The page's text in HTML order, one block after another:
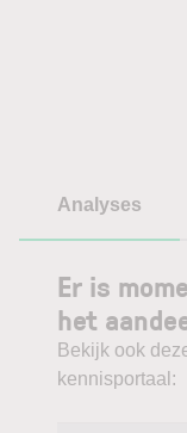
Analyses
Er is
het
Bekijk ook
kennisportaal: